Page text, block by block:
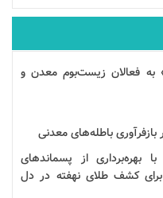
به فعالان زیست‌بوم معدن و
بازفرآوریباطله‌های معدنی
از پسماندهای
کشف طلای نهفته در دل